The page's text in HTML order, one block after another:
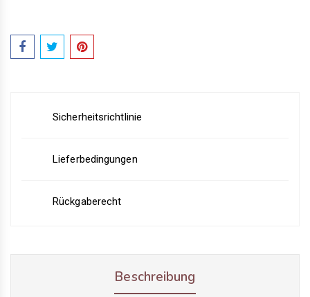
Sicherheitsrichtlinie
Lieferbedingungen
Rückgaberecht
Beschreibung